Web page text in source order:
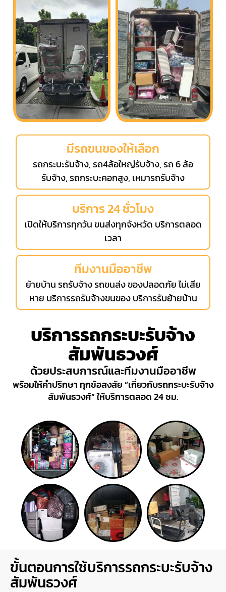
มีรถขนของให้เลือก
รถกระบะรับจ้าง, รถ4ล้อใหญ่รับจ้าง, รถ 6 ล้อ
รับจ้าง, รถกระบะคอกสูง, เหมารถรับจ้าง
บริการ 24 ชั่วโมง
เปิดให้บริการทุกวัน ขนส่งทุกจังหวัด บริการตลอด
เวลา
ทีมงานมืออาชีพ
ย้ายบ้าน รถรับจ้าง รถขนส่ง ของปลอดภัย ไม่เสีย
หาย บริการรถรับจ้างขนของ บริการรับย้ายบ้าน
บริการรถกระบะรับจ้าง
สัมพันธวงศ์
ด้วยประสบการณ์และทีมงานมืออาชีพ
พร้อมให้คำปรึกษา ทุกข้อสงสัย “เกี่ยวกับรถกระบะรับจ้าง
สัมพันธวงศ์” ให้บริการตลอด 24 ชม.
ขั้นตอนการใช้บริการรถกระบะรับจ้าง
สัมพันธวงศ์